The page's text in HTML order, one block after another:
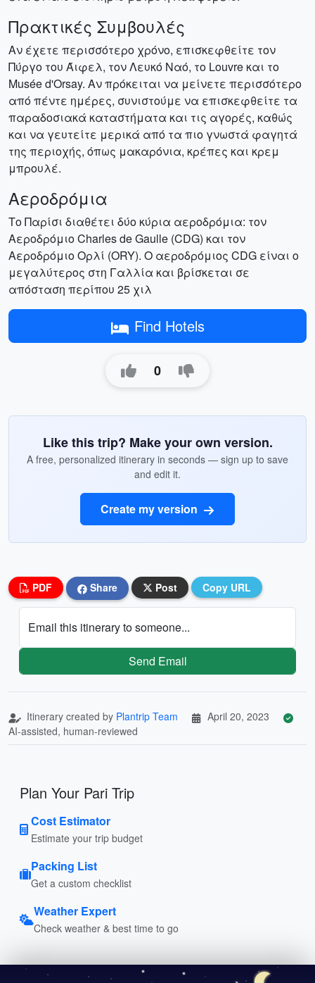
Πρακτικές Συμβουλές
Αν έχετε περισσότερο χρόνο, επισκεφθείτε τον
Πύργο του Άιφελ, τον Λευκό Ναό, το Louvre και το
Musée d'Orsay. Αν πρόκειται να μείνετε περισσότερο
από πέντε ημέρες, συνιστούμε να επισκεφθείτε τα
παραδοσιακά καταστήματα και τις αγορές, καθώς
και να γευτείτε μερικά από τα πιο γνωστά φαγητά
της περιοχής, όπως μακαρόνια, κρέπες και κρεμ
μπρουλέ.
Αεροδρόμια
Το Παρίσι διαθέτει δύο κύρια αεροδρόμια: τον
Αεροδρόμιο Charles de Gaulle (CDG) και τον
Αεροδρόμιο Ορλί (ORY). Ο αεροδρόμιος CDG είναι ο
μεγαλύτερος στη Γαλλία και βρίσκεται σε
απόσταση περίπου 25 χιλ
Find Hotels
0
Like this trip? Make your own version.
A free, personalized itinerary in seconds — sign up to save
and edit it.
Create my version
PDF Share Post Copy URL
Email this itinerary to someone...
Send Email
Itinerary created by Plantrip Team
April 20, 2023
AI-assisted, human-reviewed
Plan Your Pari Trip
Cost Estimator
Estimate your trip budget
Packing List
Get a custom checklist
Weather Expert
Check weather & best time to go